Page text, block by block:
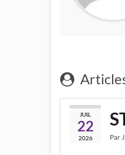
JUIL
22
2026 Par